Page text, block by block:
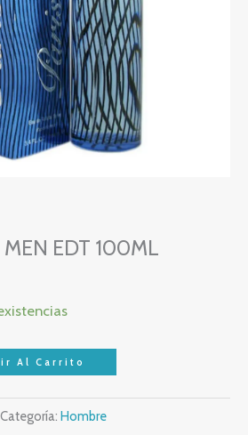
MEN EDT 100ML
Al Carrito
Categoría: Hombre